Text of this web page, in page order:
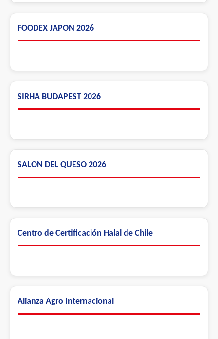
FOODEX JAPON 2026
SIRHA BUDAPEST 2026
SALON DEL QUESO 2026
Centro de Certificación Halal de Chile
Alianza Agro Internacional